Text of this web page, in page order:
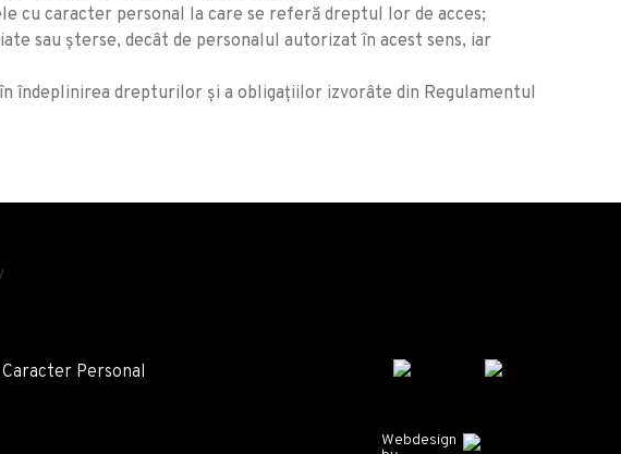
cu caracter personal la care se referă dreptul lor de acces;
sau șterse, decât de personalul autorizat în acest sens, iar
îndeplinirea drepturilor și a obligațiilor izvorâte din Regulamentul
Personal
Webdesign